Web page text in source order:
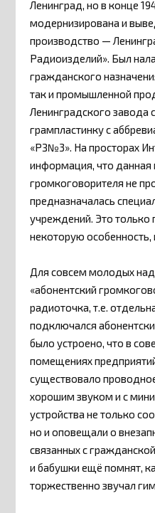
Ленинград, но в конце
модернизирована и
производство —
Радиоизделий». Был
гражданского
так и промышленной
Ленинградского завода
грампластинку с
«РЗ№3». На просторах
информация, что данная
громкоговорителя не
предназначалась
учреждений. Это
некоторую особенность,
Для совсем молодых
«абонентский
радиоточка, т.е.
подключался
было устроено, что в
помещениях
существовало
хорошим звуком и с
устройства не только
но и оповещали о
связанных с
и бабушки ещё помнят,
торжественно звучал